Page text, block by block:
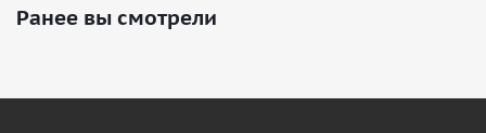
Ранее вы смотрели